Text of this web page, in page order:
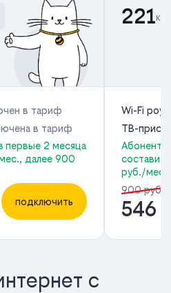
в тариф
в тариф
первые 2 месяца
далее 900
подключить
221
Wi-Fi
ТВ-
составит
руб./мес.
900 руб/
546
с